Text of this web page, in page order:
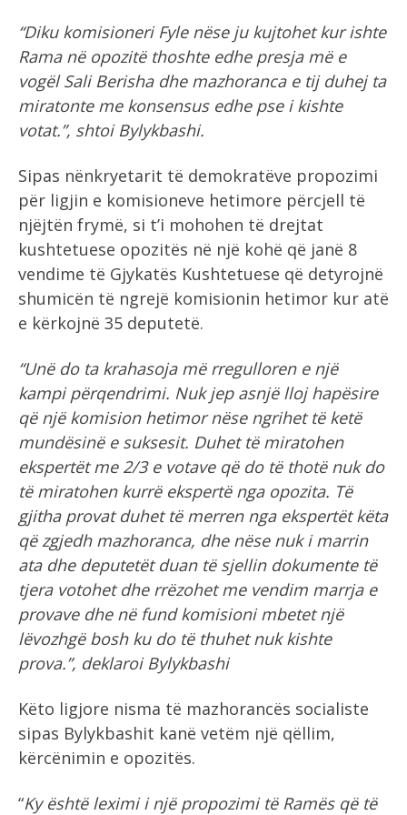
“Diku komisioneri Fyle nëse ju kujtohet kur ishte
Rama në opozitë thoshte edhe presja më e
vogël Sali Berisha dhe mazhoranca e tij duhej ta
miratonte me konsensus edhe pse i kishte
votat.”, shtoi Bylykbashi.
Sipas nënkryetarit të demokratëve propozimi
për ligjin e komisioneve hetimore përcjell të
njëjtën frymë, si t’i mohohen të drejtat
kushtetuese opozitës në një kohë që janë 8
vendime të Gjykatës Kushtetuese që detyrojnë
shumicën të ngrejë komisionin hetimor kur atë
e kërkojnë 35 deputetë.
“Unë do ta krahasoja më rregulloren e një
kampi përqendrimi. Nuk jep asnjë lloj hapësire
që një komision hetimor nëse ngrihet të ketë
mundësinë e suksesit. Duhet të miratohen
ekspertët me 2/3 e votave që do të thotë nuk do
të miratohen kurrë ekspertë nga opozita. Të
gjitha provat duhet të merren nga ekspertët këta
që zgjedh mazhoranca, dhe nëse nuk i marrin
ata dhe deputetët duan të sjellin dokumente të
tjera votohet dhe rrëzohet me vendim marrja e
provave dhe në fund komisioni mbetet një
lëvozhgë bosh ku do të thuhet nuk kishte
prova.”, deklaroi Bylykbashi
Këto ligjore nisma të mazhorancës socialiste
sipas Bylykbashit kanë vetëm një qëllim,
kërcënimin e opozitës.
“Ky është leximi i një propozimi të Ramës që të